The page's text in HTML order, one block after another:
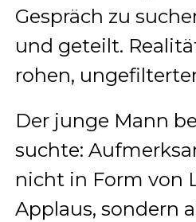
Gespräch zu
und geteilt.
rohen,
Der junge Mann
suchte:
nicht in Form von
Applaus, sondern